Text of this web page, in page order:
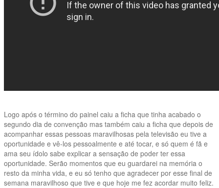
Logo após o término do painel caiu a ficha que tinha acabado o
segundo dia de convenção mas também caiu a ficha que depois de
acompanhar essas pessoas maravilhosas pela televisão eu tive a
oportunidade e vê-los pessoalmente e até tocar, e só quem é fã e
ama seu ídolo sabe explicar a sensação de poder ter essa
oportunidade. Serão momentos que eu guardarei na memória o
resto da minha vida, e eu só tenho que agradecer por esse final de
semana maravilhoso que tive e que hoje me fez acordar muito feliz.